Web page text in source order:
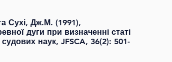
Сухі, Дж.М. (1991),
дуги при визначенні статі
наук, JFSCA, 36(2): 501-